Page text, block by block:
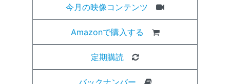
今月の映像コンテンツ
Amazonで購入する
定期購読